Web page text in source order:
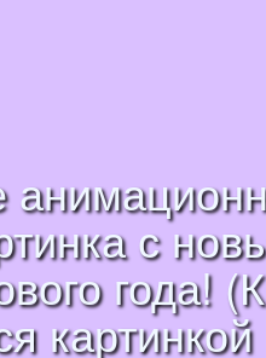
с
года!